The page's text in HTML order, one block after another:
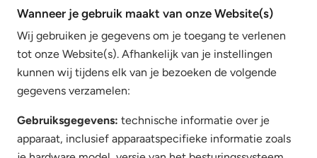
Wanneer je gebruik maakt van onze Website(s)
Wij gebruiken je gegevens om je toegang te verlenen
tot onze Website(s). Afhankelijk van je instellingen
kunnen wij tijdens elk van je bezoeken de volgende
gegevens verzamelen:
Gebruiksgegevens: technische informatie over je
apparaat, inclusief apparaatspecifieke informatie zoals